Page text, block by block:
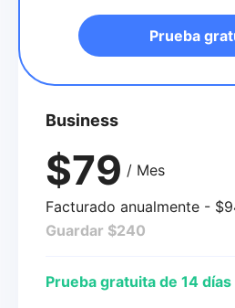
Prueba
Business
$79 / Mes
Facturado anualmente -
Guardar $240
Prueba gratuita de 14 días